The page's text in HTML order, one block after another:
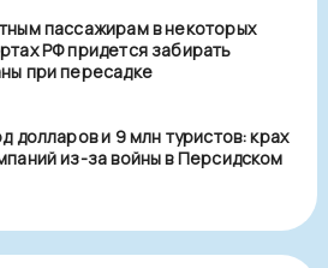
пассажирам в некоторых
РФ придется забирать
при пересадке
долларов и 9 млн туристов: крах
из-за войны в Персидском